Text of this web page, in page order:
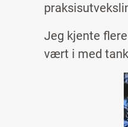
Jeg kjente
vært i med